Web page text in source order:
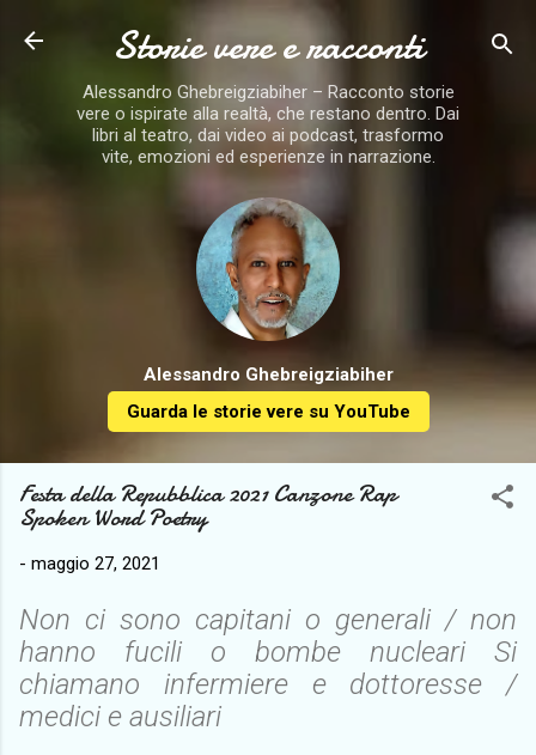
Storie vere e racconti
Alessandro Ghebreigziabiher – Racconto storie
vere o ispirate alla realtà, che restano dentro. Dai
libri al teatro, dai video ai podcast, trasformo
vite, emozioni ed esperienze in narrazione.
Alessandro Ghebreigziabiher
Guarda le storie vere su YouTube
Festa della Repubblica 2021 Canzone Rap
Spoken Word Poetry
- maggio 27, 2021
Non ci sono capitani o generali / non
hanno fucili o bombe nucleari Si
chiamano infermiere e dottoresse /
medici e ausiliari